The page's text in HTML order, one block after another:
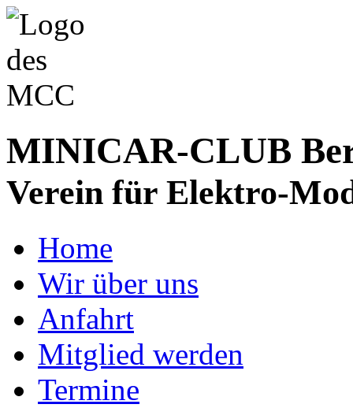
MINICAR-CLUB
Verein für Elektro-
Home
Wir über uns
Anfahrt
Mitglied werden
Termine